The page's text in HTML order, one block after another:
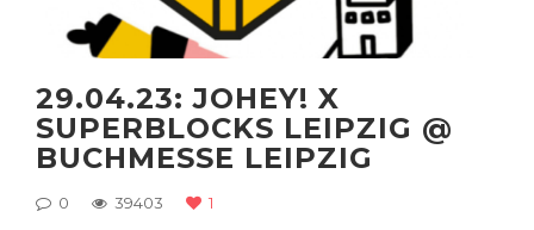
29.04.23: JOHEY! X
SUPERBLOCKS LEIPZIG @
BUCHMESSE LEIPZIG
0 39403 1